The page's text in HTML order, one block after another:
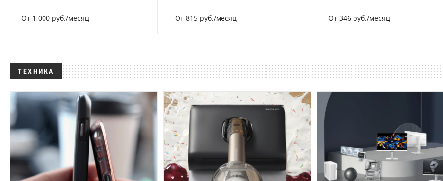
От 1 000 руб./месяц От 815 руб./месяц От 346 руб./месяц
ТЕХНИКА